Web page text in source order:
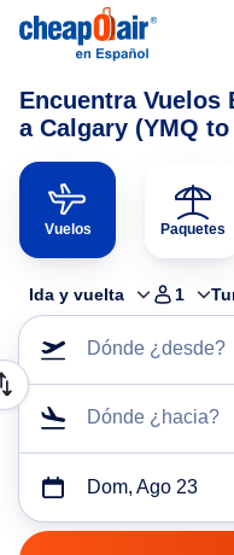
Encuentra Vuelos
a Calgary (YMQ to
Vuelos Paquetes
Ida y vuelta 1
Dónde ¿desde?
Dónde ¿hacia?
Dom, Ago 23